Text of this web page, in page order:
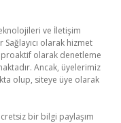
ve İletişim
Sağlayıcı olarak hizmet
olarak denetleme
Ancak, üyelerimiz
olup, siteye üye olarak
bir bilgi paylaşım